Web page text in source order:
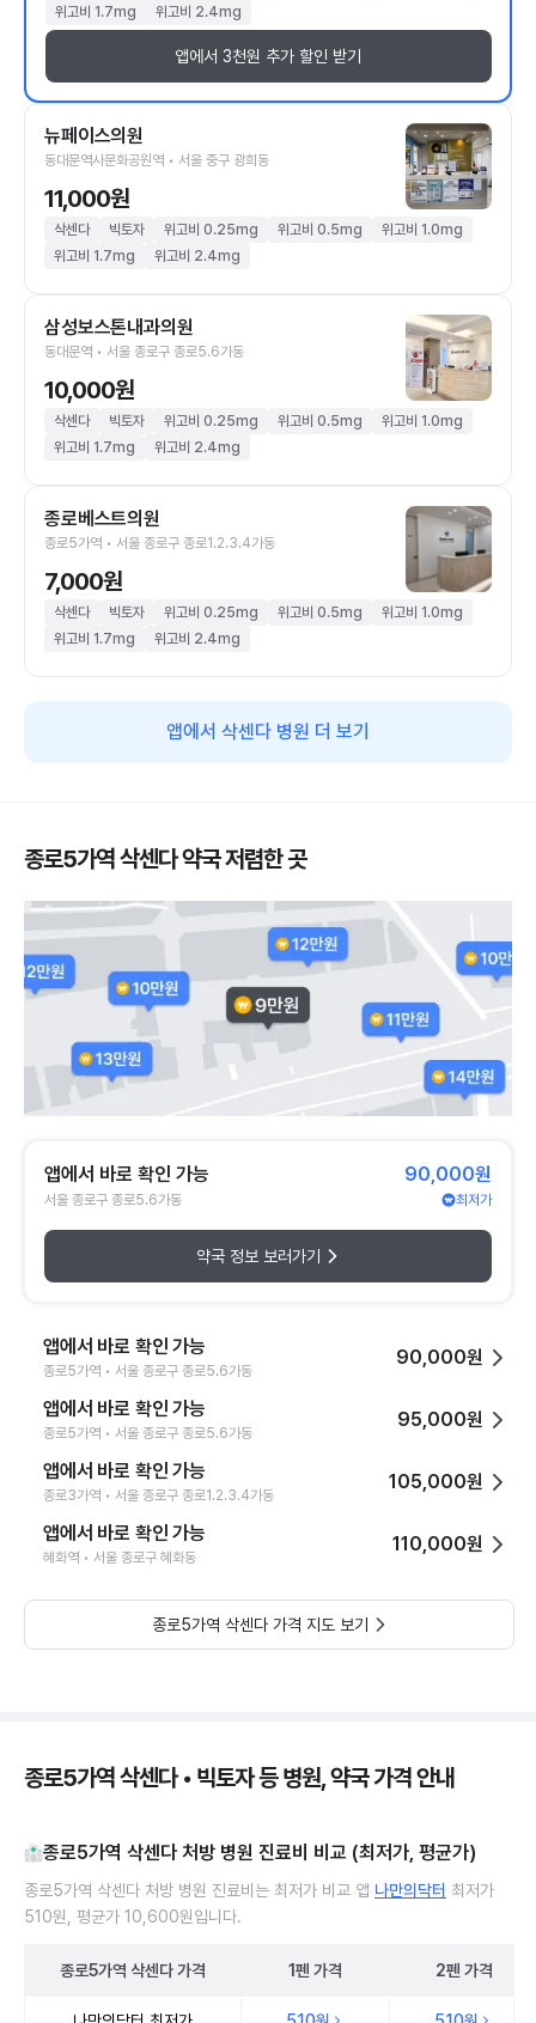
위고비 1.7mg
위고비 2.4mg
앱에서 3천원 추가 할인 받기
뉴페이스의원
동대문역사문화공원역 • 서울 중구 광희동
11,000원
삭센다 빅토자 위고비 0.25mg 위고비 0.5mg
위고비 1.0mg
위고비 1.7mg
위고비 2.4mg
삼성보스톤내과의원
동대문역 • 서울 종로구 종로5.6가동
10,000원
삭센다 빅토자 위고비 0.25mg 위고비 0.5mg
위고비 1.0mg
위고비 1.7mg
위고비 2.4mg
종로베스트의원
종로5가역 • 서울 종로구 종로1.2.3.4가동
7,000원
삭센다 빅토자 위고비 0.25mg 위고비 0.5mg
위고비 1.0mg
위고비 1.7mg
위고비 2.4mg
앱에서 삭센다 병원 더 보기
종로5가역 삭센다 약국 저렴한 곳
앱에서 바로 확인 가능
서울 종로구 종로5.6가동
90,000원
최저가
약국 정보 보러가기
앱에서 바로 확인 가능
종로5가역 • 서울 종로구 종로5.6가동
90,000원
앱에서 바로 확인 가능
종로5가역 • 서울 종로구 종로5.6가동
95,000원
앱에서 바로 확인 가능
종로3가역 • 서울 종로구 종로1.2.3.4가동
105,000원
앱에서 바로 확인 가능
혜화역 • 서울 종로구 혜화동
110,000원
종로5가역 삭센다 가격 지도 보기
종로5가역 삭센다 • 빅토자 등 병원, 약국 가격 안내
종로5가역 삭센다 처방 병원 진료비 비교 (최저가, 평균가)
종로5가역 삭센다 처방 병원 진료비는 최저가 비교 앱 나만의닥터 최저가
510원, 평균가 10,600원입니다.
종로5가역 삭센다가격 1펜 가격 2펜 가격